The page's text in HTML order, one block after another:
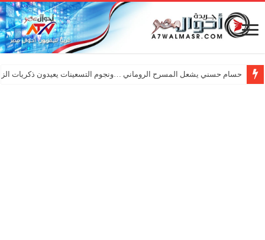
حسام حسني يشعل المسرح الروماني …ونجوم التسعينات يعيدون ذكريات